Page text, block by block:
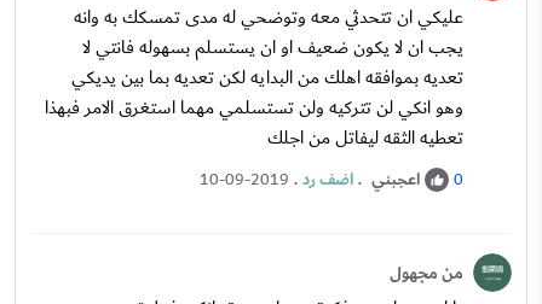
عليكي ان تتحدثي معه وتوضحي له مدى تمسكك به وانه
يجب ان لا يكون ضعيف او ان يستسلم بسهوله فانتي لا
تعديه بموافقه اهلك من البدايه لكن تعديه بما بين يديكي
وهو انكي لن تتركيه ولن تستسلمي مهما استغرق الامر فبهذا
تعطيه الثقه ليفاتل من اجلك
0 اعجبني .اضف رد.
10-09-2019
من مجهول